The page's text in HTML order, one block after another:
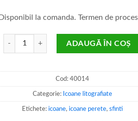
la comanda. Termen de
Cantitate Sfanta Parascheva
ADAUGĂ ÎN COȘ
Cod: 40014
Categorie: Icoane litografiate
Etichete: icoane, icoane perete, sfinti